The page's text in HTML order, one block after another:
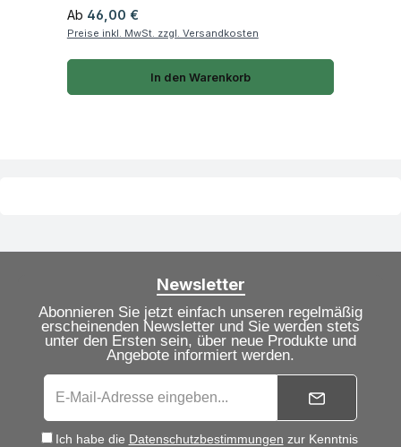
Regulärer Preis:
Ab 46,00 €
Preise inkl. MwSt. zzgl. Versandkosten
In den Warenkorb
Newsletter
Abonnieren Sie jetzt einfach unseren regelmäßig
erscheinenden Newsletter und Sie werden stets
unter den Ersten sein, über neue Produkte und
Angebote informiert werden.
Ich habe die Datenschutzbestimmungen zur Kenntnis